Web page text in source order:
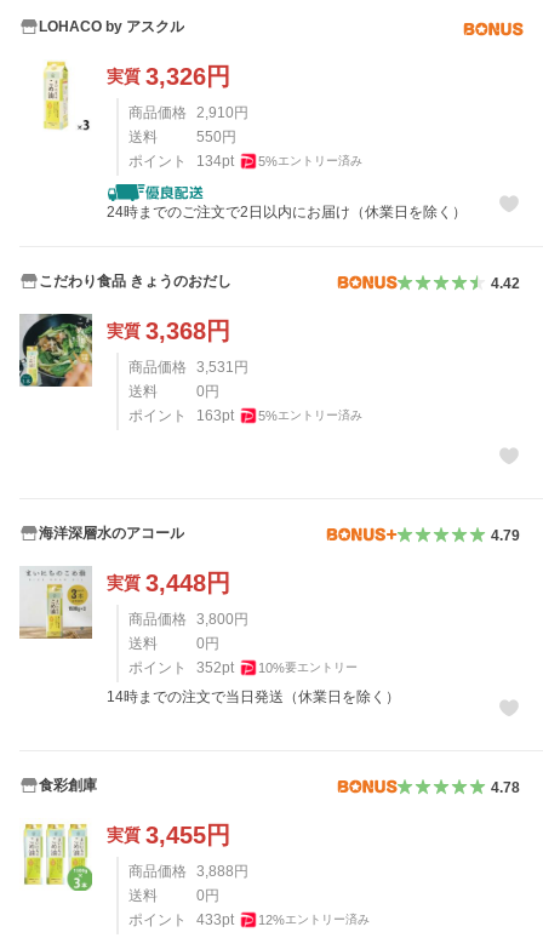
LOHACO by アスクル
実質 3,326円
商品価格 2,910 円
送料
550 円
ポイント
134pt 5%エントリー済み
24時までのご注文で2日以内にお届け（休業日を除く）
こだわり食品 きょうのおだし 4.42
実質 3,368円
商品価格 3,531 円
送料
0円
ポイント
163pt 5%エントリー済み
海洋深層水のアコール 4.79
実質 3,448円
商品価格 3,800円
送料
0円
ポイント
352pt 10%要エントリー
14時までの注文で当日発送（休業日を除く）
食彩創庫 4.78
実質 3,455円
商品価格 3,888円
送料
0円
ポイント
433pt 12%エントリー済み